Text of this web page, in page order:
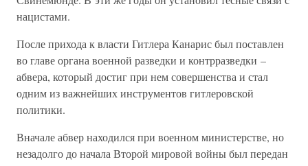
нацистами.
После прихода к власти Гитлера Канарис был поставлен
во главе органа военной разведки и контрразведки –
абвера, который достиг при нем совершенства и стал
одним из важнейших инструментов гитлеровской
политики.
Вначале абвер находился при военном министерстве, но
незадолго до начала Второй мировой войны был передан